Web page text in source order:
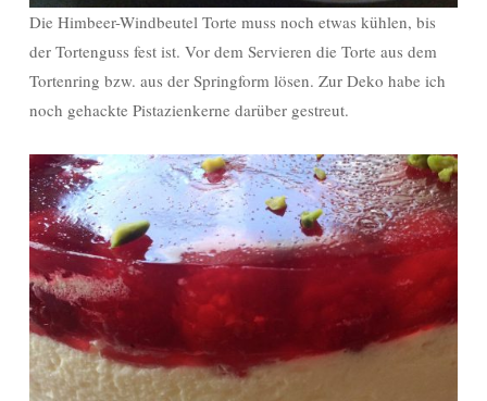
Die Himbeer-Windbeutel Torte muss noch etwas kühlen, bis
der Tortenguss fest ist. Vor dem Servieren die Torte aus dem
Tortenring bzw. aus der Springform lösen. Zur Deko habe ich
noch gehackte Pistazienkerne darüber gestreut.